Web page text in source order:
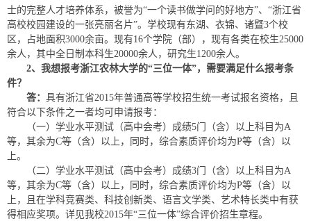
士的完整人才培养体系，被誉为“一个读书做学问的好地方”、“浙江省
高校校园建设的一张亮丽名片”。学校现有东湖、衣锦、诸暨3个校
区，占地面积3000余亩。现有16个学院（部），现有各类在校生25000
余人，其中全日制本科生20000余人，研究生1200余人。
2、我想报考浙江农林大学的“三位一体”，需要满足什么报考条
件？
答： 具有浙江省2015年普通高等学校招生统一考试报名资格，且
符合以下条件之一者均可申请报考：
（一）学业水平测试（高中会考）成绩5门（含）以上科目为A
等，其余为C等（含）以上，同时，综合素质评价均为P等（含）以
上。
（二）学业水平测试（高中会考）成绩3门（含）以上科目为A
等，其余为C等（含）以上，同时，综合素质评价均为P等（含）以
上，且在学科竞赛类、科技创新类、语言文学类、艺术特长类中有获
得相应奖项。详见我校2015年“三位一体”综合评价招生章程。